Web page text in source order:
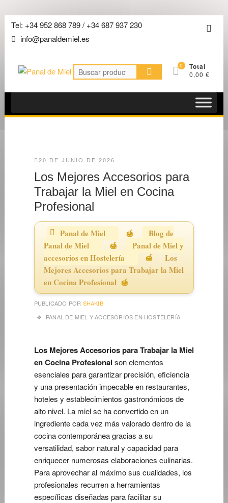
Saltar
contenido
Tel: +34 952 868 789 / +34 687 937 230
info@panaldemiel.es
barra
Buscar
por:
0 Total
0,00 €
20 DE JUNIO DE 2026
Los Mejores Accesorios para
Trabajar la Miel en Cocina
Profesional
Panal de Miel
Blog de
Panal de Miel
Panal de Miel y
accesorios en Hostelería
Los
Mejores Accesorios para Trabajar la Miel
en Cocina Profesional
PUBLICADO POR SHAKIB
PANAL DE MIEL Y ACCESORIOS EN HOSTELERÍA
Los Mejores Accesorios para Trabajar la Miel
en Cocina Profesional son elementos
esenciales para garantizar precisión, eficiencia
y una presentación impecable en restaurantes,
hoteles y establecimientos gastronómicos de
alto nivel. La miel se ha convertido en un
ingrediente cada vez más valorado dentro de la
cocina contemporánea gracias a su
versatilidad, sabor natural y capacidad para
enriquecer numerosas elaboraciones culinarias.
Para aprovechar al máximo sus cualidades, los
profesionales recurren a herramientas
específicas diseñadas para facilitar su